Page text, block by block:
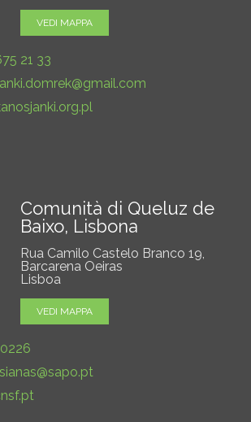
VEDI MAPPA
21 33
Comunità di Queluz de
Baixo, Lisbona
Rua Camilo Castelo Branco 19,
Barcarena Oeiras
Lisboa
VEDI MAPPA